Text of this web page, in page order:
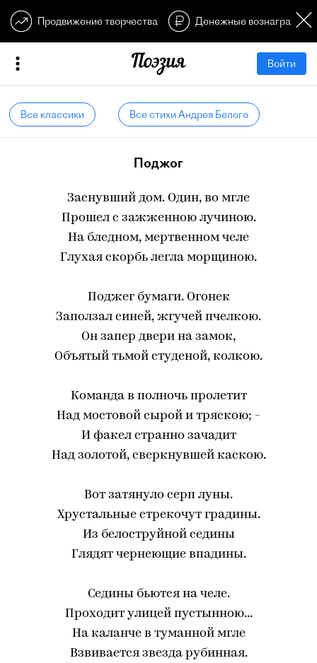
Продвижение творчества Денежные
Войти
Все классики Все стихи Андрея Белого
Поджог
Заснувший дом. Один, во мгле
Прошел с зажженною лучиною.
На бледном, мертвенном челе
Глухая скорбь легла морщиною.
Поджег бумаги. Огонек
Заползал синей, жгучей пчелкою.
Он запер двери на замок,
Объятый тьмой студеной, колкою.
Команда в полночь пролетит
Над мостовой сырой и тряскою; -
И факел странно зачадит
Над золотой, сверкнувшей каскою.
Вот затянуло серп луны.
Хрустальные стрекочут градины.
Из белоструйной седины
Глядят чернеющие впадины.
Седины бьются на челе.
Проходит улицей пустынною...
На каланче в туманной мгле
Взвивается звезда рубинная.